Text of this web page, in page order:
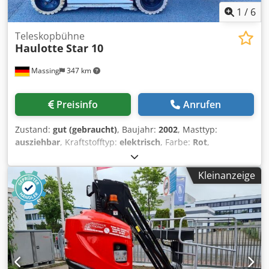
1 / 6
Massing 347 km
Teleskopbühne
Haulotte Star 10
Preisinfo Anrufen
Zustand: gut (gebraucht), Baujahr: 2002, Masttyp:
ausziehbar, Kraftstofftyp: elektrisch, Farbe: Rot,
Antriebsstrang Antrieb: Rad Gewichte Leergewicht: 2.760
kg Funktionell Hubkapazität: 200 kg Arbeitshöhe: 1.000 cm
Abmessungen des Laderaums: 262 x 100 x 199 cm CE-
Kennzeichnung: ja Wartung, Verlauf und Zustand Zahl der
Eigentümer: 1 Technischer Zustand: gut Optischer
Zustand: gut Weitere Informationen Lieferbedingungen:
EXW Max. horizontale Reichweite: 300 m Max.
Armausschlag in Grad: 345 Letzte Inspektion: 2026-02-06
Produktionsland: FR Weitere Informationen Wenden Sie
Kleinanzeige